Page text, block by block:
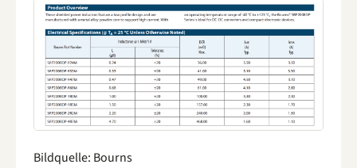
Bildquelle: Bourns